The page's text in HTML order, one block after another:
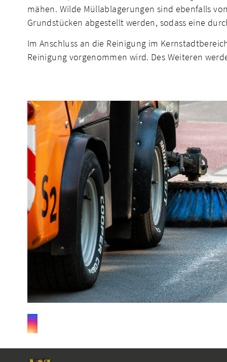
mähen. Wilde Müllablagerungen sind ebenfalls
Grundstücken abgestellt werden, sodass eine
Im Anschluss an die Reinigung im
Reinigung vorgenommen wird. Des Weiteren